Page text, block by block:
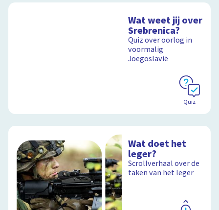
Wat weet jij over
Srebrenica?
Quiz over oorlog in
voormalig
Joegoslavië
Quiz
Wat doet het
leger?
Scrollverhaal over de
taken van het leger